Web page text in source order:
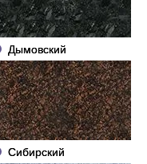
Дымовский
Сибирский